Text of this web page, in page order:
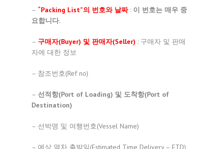
– “Packing List”의 번호와 날짜 : 이 번호는 매우 중
요합니다.
– 구매자(Buyer) 및 판매자(Seller) : 구매자 및 판매
자에 대한 정보
– 참조번호(Ref no)
– 선적항(Port of Loading) 및 도착항(Port of
Destination)
– 선박명 및 여행번호(Vessel Name)
– 예상 열차 출발일(Estimated Time Delivery – ETD)